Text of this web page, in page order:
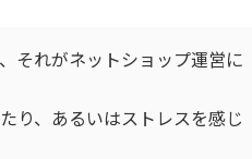
それがネットショップ運営に
り、あるいはストレスを感じ